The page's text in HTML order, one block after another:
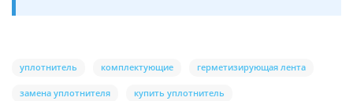
уплотнитель комплектующие герметизирующая лента
замена уплотнителя купить уплотнитель